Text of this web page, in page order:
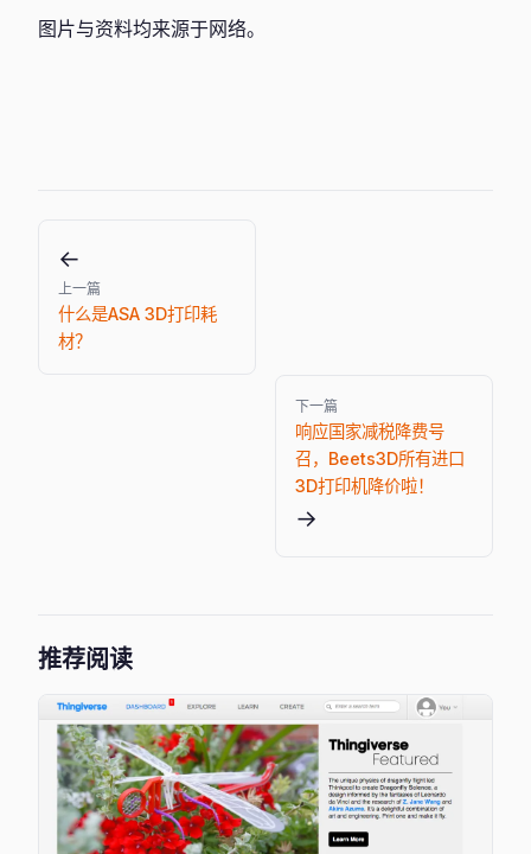
图片与资料均来源于网络。
←
上一篇
什么是ASA 3D打印耗
材？
下一篇
响应国家减税降费号
召，Beets3D所有进口
3D打印机降价啦！
→
推荐阅读